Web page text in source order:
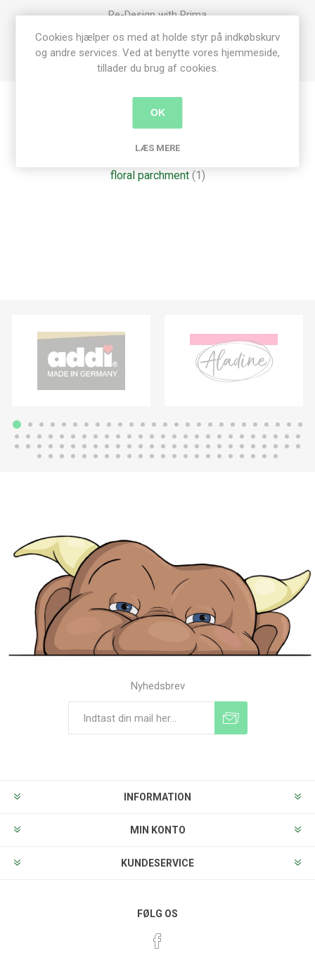
Re-Design with Prima
Decoupage Papir 48 x 75 cm i 2 dele (et motiv)
Serviet papir
Produkt tags
floral parchment (1)
Nyhedsbrev
INFORMATION
MIN KONTO
KUNDESERVICE
FØLG OS
Cookies hjælper os med at holde styr på indkøbskurv
og andre services. Ved at benytte vores hjemmeside,
tillader du brug af cookies.
OK
LÆS MERE